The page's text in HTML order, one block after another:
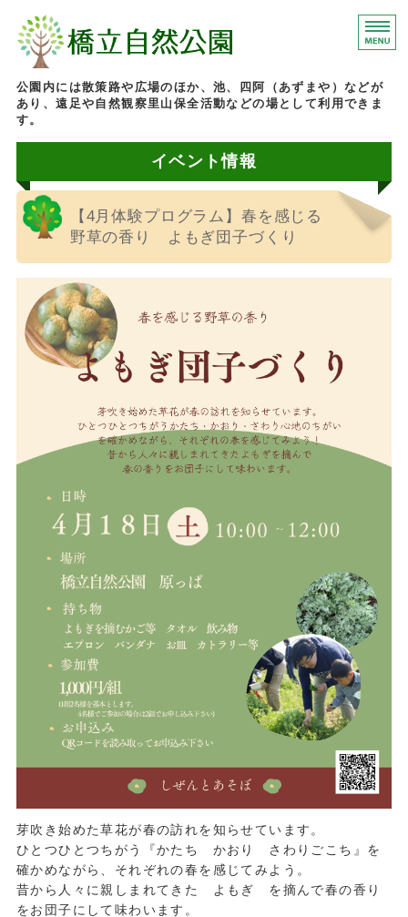
石川県加賀市にある
公園内には散策路や広場のほか、池、四阿（あずまや）などが
あり、遠足や自然観察里山保全活動などの場として利用できま
す。
園内マップ
イベント情報
お問い合わせ
イベント情報
【4月体験プログラム】春を感じる
野草の香り よもぎ団子づくり
芽吹き始めた草花が春の訪れを知らせています。
ひとつひとつちがう『かたち かおり さわりごこち』を
確かめながら、それぞれの春を感じてみよう。
昔から人々に親しまれてきた よもぎ を摘んで春の香り
をお団子にして味わいます。